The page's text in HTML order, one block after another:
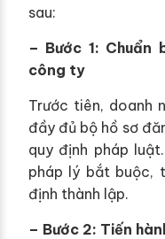
sau:
– Bước 1:
công ty
Trước tiên, doanh
đầy đủ bộ hồ sơ
quy định pháp
pháp lý bắt buộc,
định thành lập.
– Bước 2: Tiến